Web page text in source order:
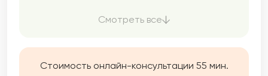
находить опору и уверенность.
Смотреть все
Стоимость онлайн-консультации 55 мин.